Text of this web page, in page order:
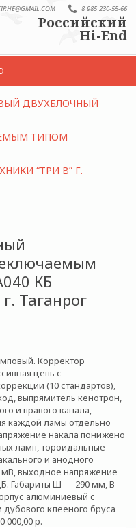
8 985 230-55-66
Российский
Hi-End
ДВУХБЛОЧНЫЙ
ТИПОМ
“ТРИ В” Г.
КБ
Таганрог
Корректор
цепь с
(10 стандартов),
выпрямитель кенотрон,
и правого канала,
каждой ламы отдельно
накала понижено
ламп, тороидальные
и анодного
выходное напряжение
Габариты Ш — 290 мм, В
алюминиевый с
клееного бруса
000,00 p.